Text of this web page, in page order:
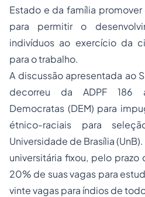
Estado e da família
para permitir o
indivíduos ao exercício da
para o trabalho.
A discussão apresentada ao
decorreu da ADPF 186
Democratas (DEM) para
étnico-raciais para
Universidade de Brasília
universitária fixou, pelo prazo
20% de suas vagas para
vinte vagas para índios de